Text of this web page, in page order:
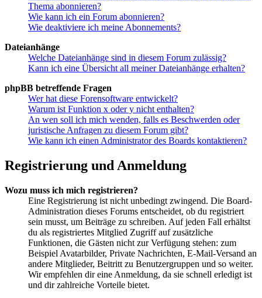
Thema abonnieren?
Wie kann ich ein Forum abonnieren?
Wie deaktiviere ich meine Abonnements?
Dateianhänge
Welche Dateianhänge sind in diesem Forum zulässig?
Kann ich eine Übersicht all meiner Dateianhänge erhalten?
phpBB betreffende Fragen
Wer hat diese Forensoftware entwickelt?
Warum ist Funktion x oder y nicht enthalten?
An wen soll ich mich wenden, falls es Beschwerden oder
juristische Anfragen zu diesem Forum gibt?
Wie kann ich einen Administrator des Boards kontaktieren?
Registrierung und Anmeldung
Wozu muss ich mich registrieren?
Eine Registrierung ist nicht unbedingt zwingend. Die Board-
Administration dieses Forums entscheidet, ob du registriert
sein musst, um Beiträge zu schreiben. Auf jeden Fall erhältst
du als registriertes Mitglied Zugriff auf zusätzliche
Funktionen, die Gästen nicht zur Verfügung stehen: zum
Beispiel Avatarbilder, Private Nachrichten, E-Mail-Versand an
andere Mitglieder, Beitritt zu Benutzergruppen und so weiter.
Wir empfehlen dir eine Anmeldung, da sie schnell erledigt ist
und dir zahlreiche Vorteile bietet.